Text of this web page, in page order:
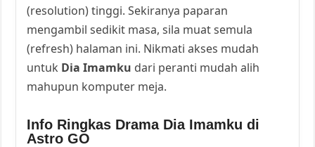
(resolution) tinggi. Sekiranya paparan
mengambil sedikit masa, sila muat semula
(refresh) halaman ini. Nikmati akses mudah
untuk Dia Imamku dari peranti mudah alih
mahupun komputer meja.
Info Ringkas Drama Dia Imamku di
Astro GO